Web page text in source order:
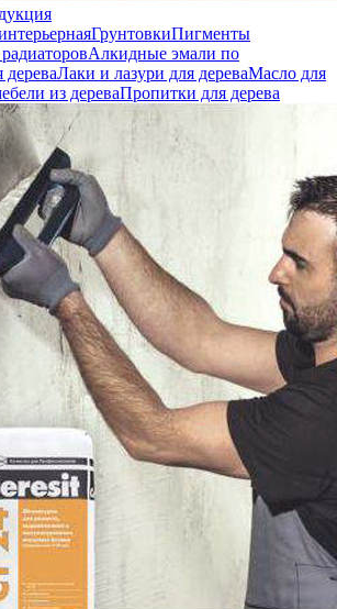
ГрунтовкиПигменты
Алкидные эмали по
Лаки и лазури для дереваМасло для
из дереваПропитки для дерева